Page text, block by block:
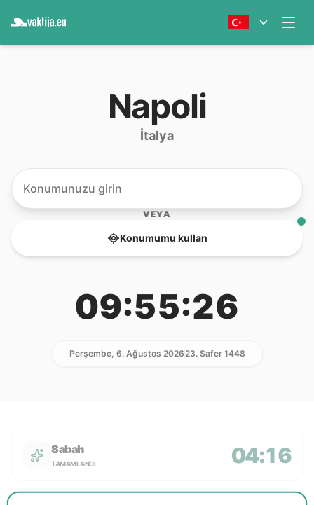
Napoli
İtalya
VEYA
Konumumu kullan
09:55:26
Perşembe, 6. Ağustos 202623. Safer 1448
Sabah
TAMAMLANDI 04:16